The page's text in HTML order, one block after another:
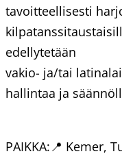
tavoitteellisesti
edellytetään
vakio- ja/tai
hallintaa ja
PAIKKA:📍 Kemer,